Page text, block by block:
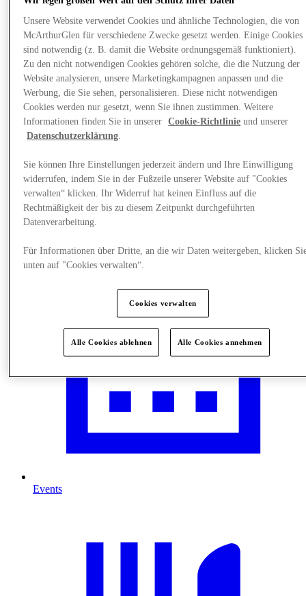
Plane Deinen Besuch
Events
Unsere Website verwendet Cookies und ähnliche Technologien, die von
McArthurGlen für verschiedene Zwecke gesetzt werden. Einige Cookies
sind notwendig (z. B. damit die Website ordnungsgemäß funktioniert).
Zu den nicht notwendigen Cookies gehören solche, die die Nutzung der
Website analysieren, unsere Marketingkampagnen anpassen und die
Werbung, die Sie sehen, personalisieren. Diese nicht notwendigen
Cookies werden nur gesetzt, wenn Sie ihnen zustimmen. Weitere
Informationen finden Sie in unserer
Cookie-Richtlinie und unserer
Datenschutzerklärung
Sie können Ihre Einstellungen jederzeit ändern und Ihre Einwilligung
widerrufen, indem Sie in der Fußzeile unserer Website auf "Cookies
verwalten“ klicken. Ihr Widerruf hat keinen Einfluss auf die
Rechtmäßigkeit der bis zu diesem Zeitpunkt durchgeführten
Datenverarbeitung.
Für Informationen über Dritte, an die wir Daten weitergeben, klicken
unten auf "Cookies verwalten“.
Cookies verwalten
Alle Cookies ablehnen Alle Cookies annehmen